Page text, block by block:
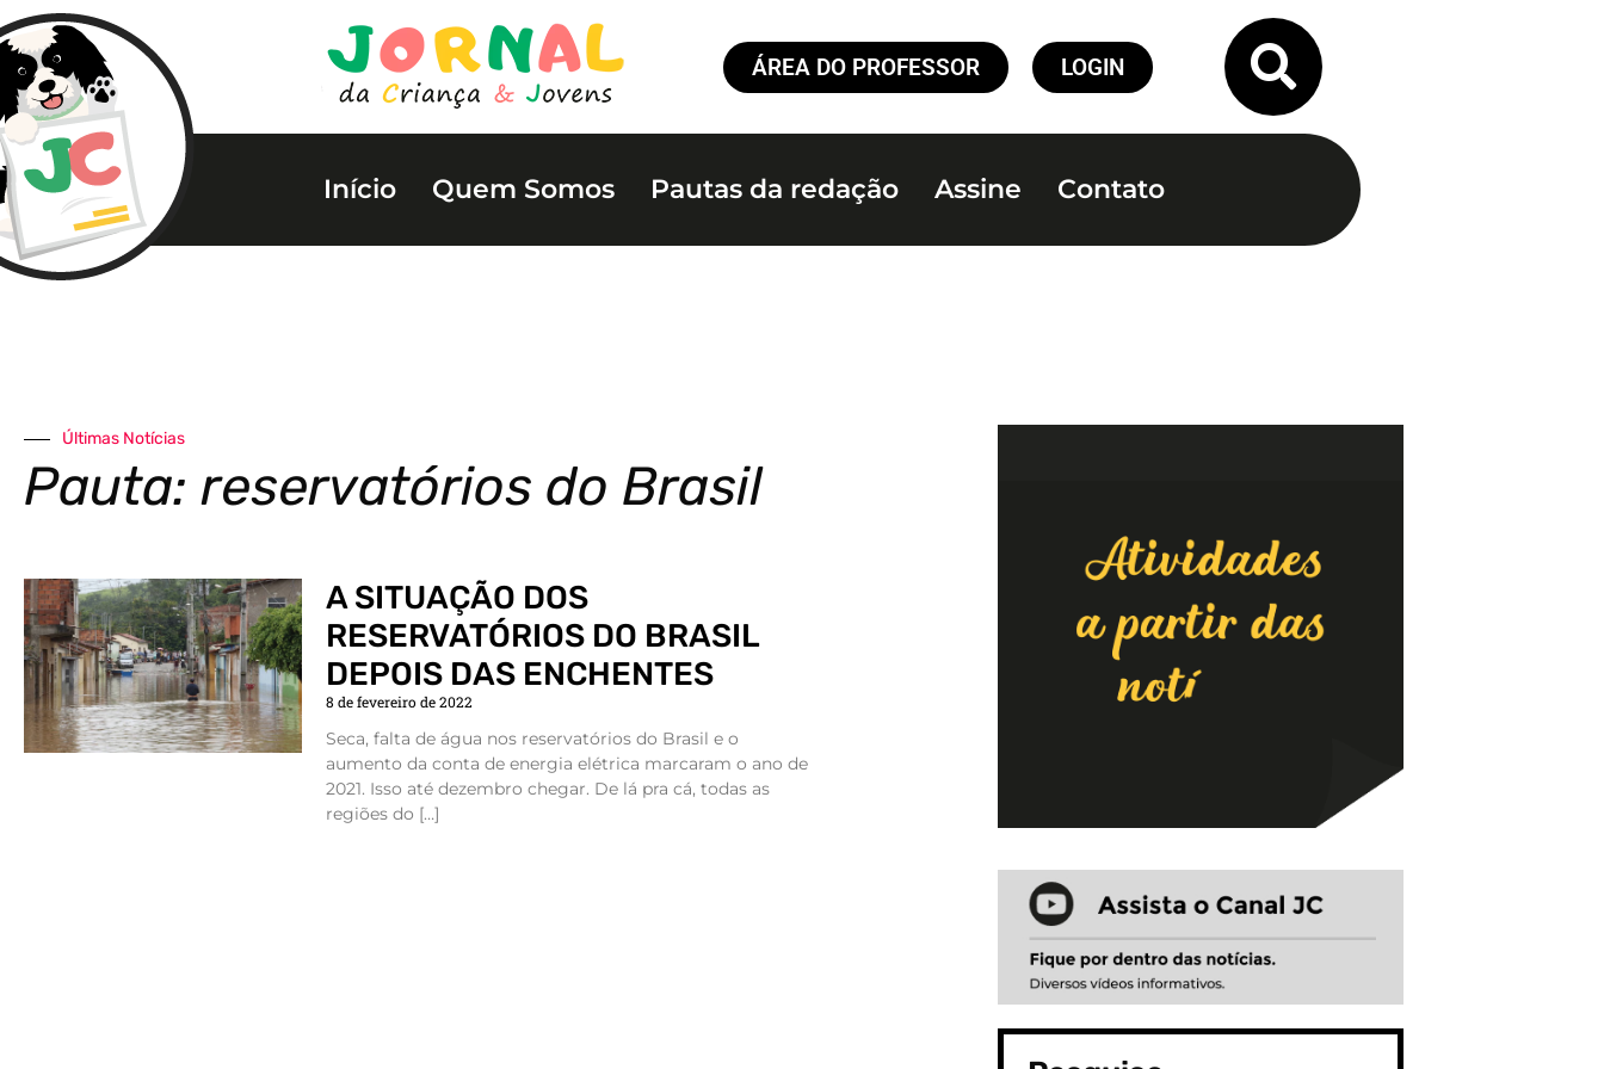
ÁREA DO PROFESSOR LOGIN
Início Quem Somos Pautas da redação Assine Contato
Últimas Notícias
Pauta: reservatórios do Brasil
A SITUAÇÃO DOS
RESERVATÓRIOS DO BRASIL
DEPOIS DAS ENCHENTES
8 de fevereiro de 2022
Seca, falta de água nos reservatórios do Brasil e o
aumento da conta de energia elétrica marcaram o ano de
2021. Isso até dezembro chegar. De lá pra cá, todas as
regiões do […]